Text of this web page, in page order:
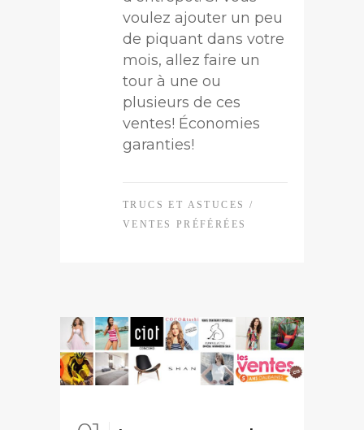
voulez ajouter un peu
de piquant dans votre
mois, allez faire un
tour à une ou
plusieurs de ces
ventes! Économies
garanties!
TRUCS ET ASTUCES
/
VENTES PRÉFÉRÉES